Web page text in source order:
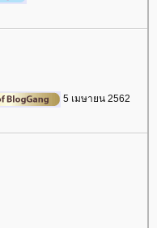
5 เมษายน 2562